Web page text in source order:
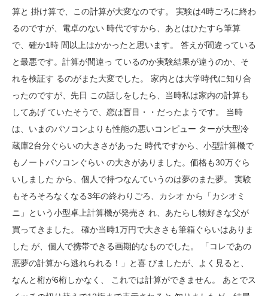
算と 掛け算で、この計算が大変なのです。 実験は4時ごろに終わ
るのですが、電卓のない 時代ですから、あとはひたすら筆算
で、確か1時 間以上はかかったと思います。 答えが間違っている
と最悪です。計算が間違っ ているのか実験結果が違うのか、そ
れを検証す るのがまた大変でした。 家内とは大学時代に知り合
ったのですが、先日 この話しをしたら、当時私は家内の計算も
してあげ ていたそうで、恋は盲目・・だったようです。 当時
は、いまのパソコンよりも性能の悪いコンピュー ターが大型冷
蔵庫2台分ぐらいの大きさがあった 時代ですから、小型計算機で
もノートパソコンぐらい の大きがありました。価格も30万ぐら
いしました から、個人で持つなんていうのは夢のまた夢。 実験
もそろそろなくなる3年の終わりごろ、カシオ から「カシオミ
ニ」という小型卓上計算機が発売さ れ、あたらし物好きな父が
買ってきました。 確か当時1万円で大きさも筆箱ぐらいはありま
した が、個人で携帯できる画期的なものでした。 「コレであの
悪夢の計算から逃れられる！」と喜 びましたが、よく見ると、
なんと桁が6桁しかなく、 これでは計算ができません。 あとでス